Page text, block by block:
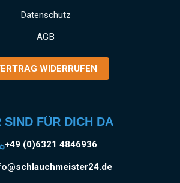
Datenschutz
AGB
WIDERRUFEN
SIND FÜR DICH DA
+49 (0)6321 4846936